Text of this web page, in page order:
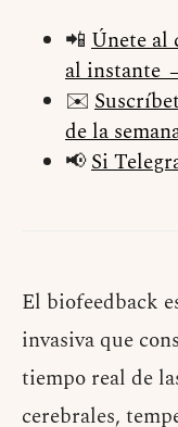
📲 Únete al
al instante
✉️
de la
📢Si
El biofeedback
invasiva que
tiempo real de
cerebrales,